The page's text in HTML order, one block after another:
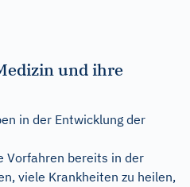
und ihre
in der Entwicklung der
Vorfahren bereits in der
viele Krankheiten zu heilen,